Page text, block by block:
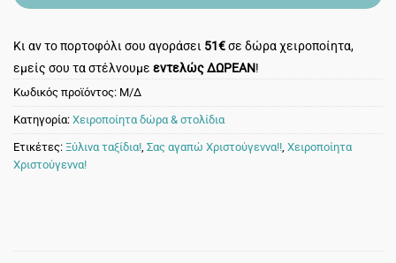
Κι αν το πορτοφόλι σου αγοράσει 51€σε δώρα χειροποίητα,
εμείς σου τα στέλνουμε εντελώς ΔΩΡΕΑΝ!
Κωδικός προϊόντος: Μ/Δ
Κατηγορία: Χειροποίητα δώρα & στολίδια
Ετικέτες: Ξύλινα ταξίδια! Σας αγαπώ Χριστούγεννα!! Χειροποίητα
Χριστούγεννα!